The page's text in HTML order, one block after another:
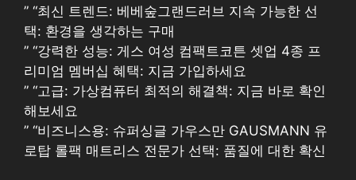
” “최신 트렌드: 베베숲그랜드러브 지속 가능한 선
택: 환경을 생각하는 구매
” “강력한 성능: 게스 여성 컴팩트코튼 셋업 4종 프
리미엄 멤버십 혜택: 지금 가입하세요
” “고급: 가상컴퓨터 최적의 해결책: 지금 바로 확인
해보세요
” “비즈니스용: 슈퍼싱글 가우스만 GAUSMANN 유
로탑 롤팩 매트리스 전문가 선택: 품질에 대한 확신